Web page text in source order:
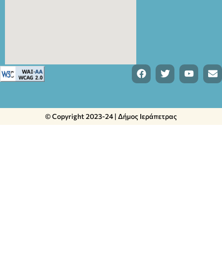
© Copyright 2023-24 | Δήμος Ιεράπετρας